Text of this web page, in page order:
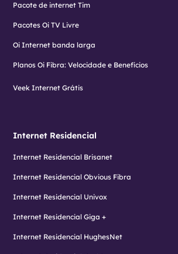
Pacote de internet Tim
Pacotes Oi TV Livre
Oi Internet banda larga
Planos Oi Fibra: Velocidade e Benefícios
Veek Internet Grátis
Internet Residencial
Internet Residencial Brisanet
Internet Residencial Obvious Fibra
Internet Residencial Univox
Internet Residencial Giga +
Internet Residencial HughesNet